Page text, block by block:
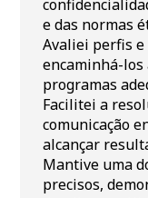
e das normas
Avaliei perfis
encaminhá-los
programas
Facilitei a
comunicação
alcançar
Mantive uma
precisos,